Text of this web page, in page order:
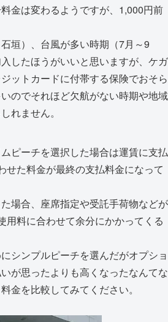
金は変わるようですが、1,000円前
垣）、台風が多い時期（7月～9
したほうがいいと思いますが、ケガ
ットカードに付帯する保険でおそら
のでそれほど欠航がない時期や地域
れません。
ピーチを選択した場合は運賃に支払
せた料金が最終の支払料金になって
場合、座席指定や受託手荷物などが
用料に合わせて余分にかかってくる
シンプルピーチを選んだがオプショ
が思ったよりも高くなったなんてな
金を比較してみてください。